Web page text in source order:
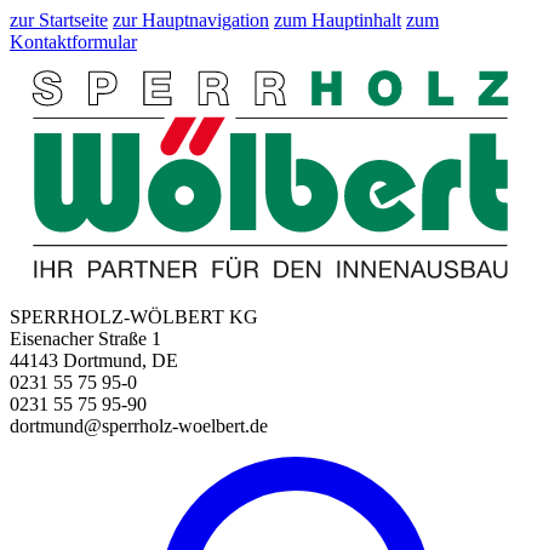
zur Startseite zur Hauptnavigation zum Hauptinhalt zum
Kontaktformular
SPERRHOLZ-WÖLBERT KG
Eisenacher Straße 1
44143 Dortmund, DE
0231 55 75 95-0
0231 55 75 95-90
dortmund@sperrholz-woelbert.de